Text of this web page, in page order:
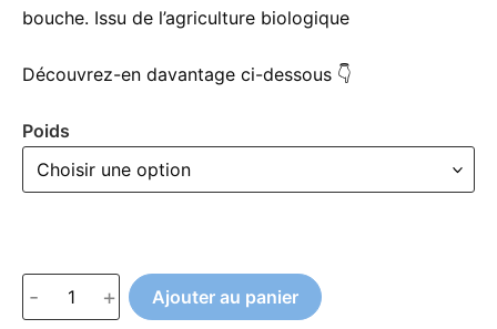
bouche. Issu de l’agriculture biologique
Découvrez-en davantage ci-dessous 👇
Poids
quantité
de
- +
Ajouter au panier